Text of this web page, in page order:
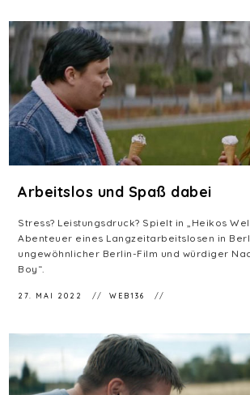
Arbeitslos und Spaß dabei
Stress? Leistungsdruck? Spielt in „Heikos
Abenteuer eines Langzeitarbeitslosen in
ungewöhnlicher Berlin-Film und würdiger
Boy“.
27. MAI 2022 WEB136